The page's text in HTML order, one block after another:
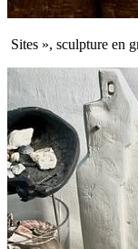
Sites », sculpture en